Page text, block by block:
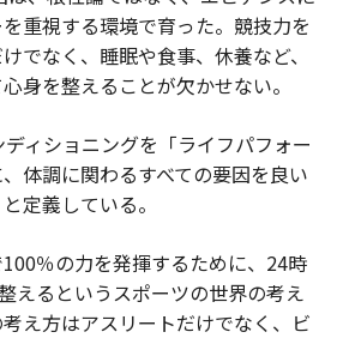
重視する環境で育った。競技力を
でなく、睡眠や食事、休養など、
身を整えることが欠かせない。
ィショニングを「ライフパフォー
体調に関わるすべての要因を良い
定義している。
％の力を発揮するために、24時
えるというスポーツの世界の考え
え方はアスリートだけでなく、ビ